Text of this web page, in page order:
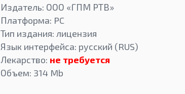
Издатель: ООО «ГПМ РТВ»
Платформа: PC
Тип издания: лицензия
Язык интерфейса: русский (RUS)
Лекарство: не требуется
Объем: 314 Mb